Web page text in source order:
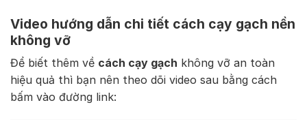
Video hướng dẫn chi tiết cách cạy gạch nền
không vỡ
Để biết thêm về cách cạy gạch không vỡ an toàn
hiệu quả thì bạn nên theo dõi video sau bằng cách
bấm vào đường link: